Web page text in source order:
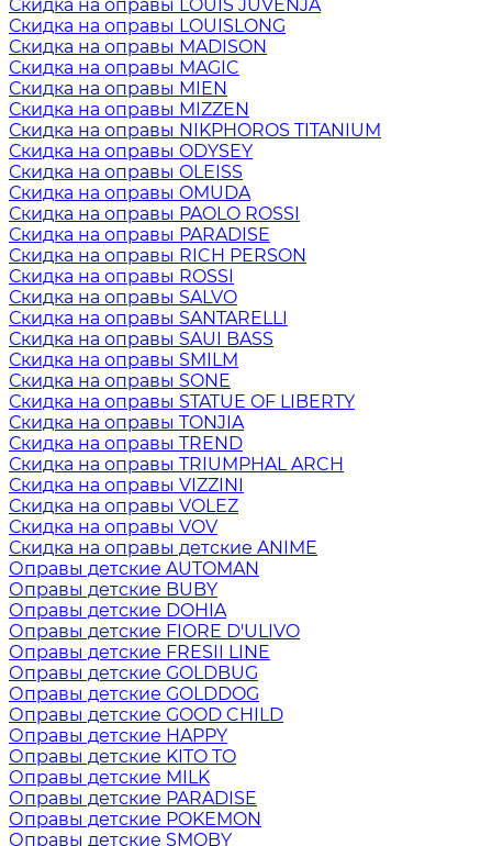
Скидка на оправы LOUIS JUVENJA
Скидка на оправы LOUISLONG
Скидка на оправы MADISON
Скидка на оправы MAGIC
Скидка на оправы MIEN
Скидка на оправы MIZZEN
Скидка на оправы NIKPHOROS TITANIUM
Скидка на оправы ODYSEY
Скидка на оправы OLEISS
Скидка на оправы OMUDA
Скидка на оправы PAOLO ROSSI
Скидка на оправы PARADISE
Скидка на оправы RICH PERSON
Скидка на оправы ROSSI
Скидка на оправы SALVO
Скидка на оправы SANTARELLI
Скидка на оправы SAUI BASS
Скидка на оправы SMILM
Скидка на оправы SONE
Скидка на оправы STATUE OF LIBERTY
Скидка на оправы TONJIA
Скидка на оправы TREND
Скидка на оправы TRIUMPHAL ARCH
Скидка на оправы VIZZINI
Скидка на оправы VOLEZ
Скидка на оправы VOV
Скидка на оправы детские ANIME
Оправы детские AUTOMAN
Оправы детские BUBY
Оправы детские DOHIA
Оправы детские FIORE D'ULIVO
Оправы детские FRESII LINE
Оправы детские GOLDBUG
Оправы детские GOLDDOG
Оправы детские GOOD CHILD
Оправы детские HAPPY
Оправы детские KITO TO
Оправы детские MILK
Оправы детские PARADISE
Оправы детские POKEMON
Оправы детские SMOBY